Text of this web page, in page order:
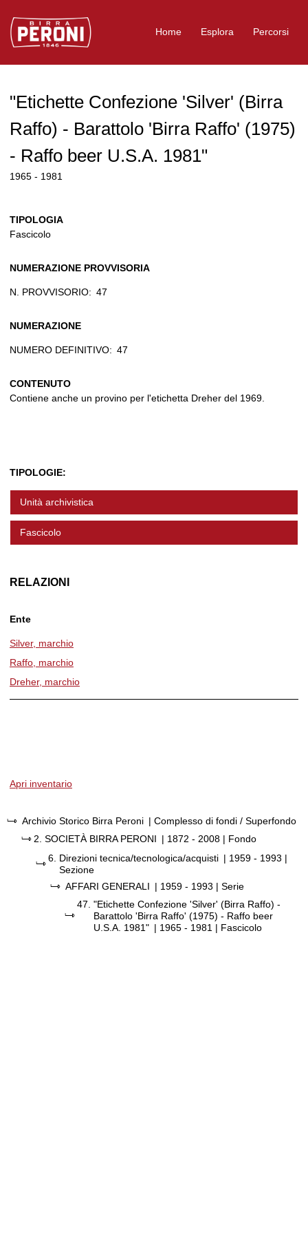
Logo Birra Peroni
Home Esplora Percorsi
"Etichette Confezione 'Silver' (Birra
Raffo) - Barattolo 'Birra Raffo' (1975)
- Raffo beer U.S.A. 1981"
1965 - 1981
TIPOLOGIA
Fascicolo
NUMERAZIONE PROVVISORIA
N. PROVVISORIO: 47
NUMERAZIONE
NUMERO DEFINITIVO: 47
CONTENUTO
Contiene anche un provino per l'etichetta Dreher del 1969.
TIPOLOGIE:
Unità archivistica
Fascicolo
RELAZIONI
Ente
Silver, marchio
Raffo, marchio
Dreher, marchio
Apri inventario
Archivio Storico Birra Peroni | Complesso di fondi / Superfondo
2. SOCIETÀ BIRRA PERONI | 1872 - 2008 | Fondo
6. Direzioni tecnica/tecnologica/acquisti | 1959 - 1993 |
Sezione
AFFARI GENERALI | 1959 - 1993 | Serie
47. "Etichette Confezione 'Silver' (Birra Raffo) -
Barattolo 'Birra Raffo' (1975) - Raffo beer
U.S.A. 1981" | 1965 - 1981 | Fascicolo